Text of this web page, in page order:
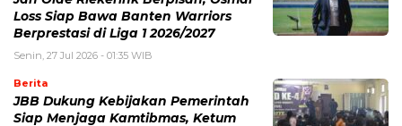
Loss Siap Bawa Banten Warriors
Berprestasi di Liga 1 2026/2027
Senin, 27 Jul 2026 - 01:35 WIB
Berita
JBB Dukung Kebijakan Pemerintah
Siap Menjaga Kamtibmas, Ketum